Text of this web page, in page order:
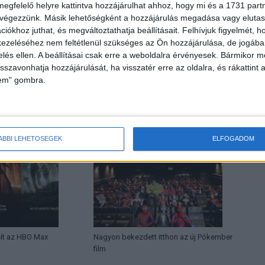
helyre kattintva hozzájárulhat ahhoz, hogy mi és a 1731
Másik lehetőségként a hozzájárulás megadása vagy
juthat, és megváltoztathatja beállításait. Felhívjuk figyelmét,
nem feltétlenül szükséges az Ön hozzájárulása, de
ellen. A beállításai csak erre a weboldalra érvényesek. Bármikor
hozzájárulását, ha visszatér erre az oldalra, és rákattint
gombra.
LEHETŐSÉGEK ELFOGADOM
Következő cikk
az HBO Max
Nagyon bekezdett itthon az új Pókember
film